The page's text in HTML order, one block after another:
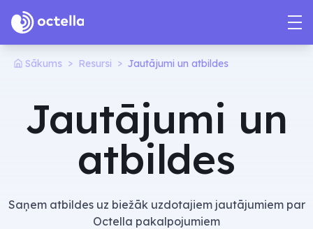
Sākums > Resursi > Jautājumi un atbildes
Jautājumi un
atbildes
Saņem atbildes uz biežāk uzdotajiem jautājumiem par
Octella pakalpojumiem